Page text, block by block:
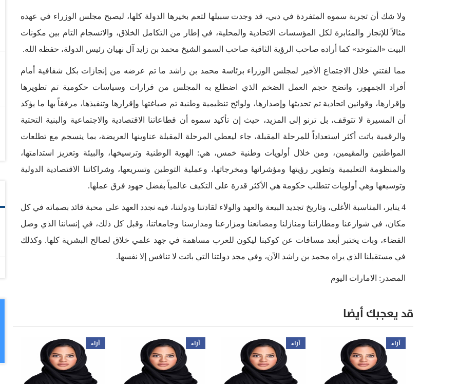
ولا شك أن تجربة سموه المتفردة في دبي، قد وجدت سبيلها لتعم بخيرها الدولة كلها، ليصبح مجلس الوزراء في عهده
مثالاً للإنجاز والمثابرة لكل المؤسسات الاتحادية والمحلية، في إطار من التكامل الخلاق، والانسجام التام بين مكونات
البيت «المتوحد» كما أراده صاحب الرؤية الثاقبة صاحب السمو الشيخ محمد بن زايد آل نهيان رئيس الدولة، حفظه الله.
مما لفتني خلال الاجتماع الأخير لمجلس الوزراء برئاسة محمد بن راشد ما تم عرضه من إنجازات بكل شفافية أمام
أفراد الجمهور، واتضح حجم العمل الضخم الذي اضطلع به المجلس من قرارات وسياسات حكومية تم تطويرها
وإقرارها، وقوانين اتحادية تم تحديثها وإصدارها، ولوائح تنظيمية وطنية تم صياغتها وإقرارها وتنفيذها، مرفقاً بها ما يؤكد
أن المسيرة لا تتوقف، بل ترنو إلى المزيد، حيث إن تأكيد سموه أن قطاعاتنا الاقتصادية والاجتماعية والبنية التحتية
والرقمية باتت أكثر استعداداً للمرحلة المقبلة، جاء ليعطي المرحلة المقبلة عناوينها العريضة، بما ينسجم مع تطلعات
المواطنين والمقيمين، ومن خلال أولويات وطنية خمس، هي: الهوية الوطنية وترسيخها، والبيئة وتعزيز استدامتها،
والمنظومة التعليمية وتطوير رؤيتها ومؤشراتها ومخرجاتها، وعملية التوطين وتسريعها، وشراكاتنا الاقتصادية الدولية
وتوسيعها وهي أولويات تتطلب حكومة هي الأكثر قدرة على التكيف عالمياً بفضل جهود فرق عملها.
4 يناير، المناسبة الأغلى، وتاريخ تجديد البيعة والعهد والولاء لقادتنا ودولتنا، فيه نجدد العهد على محبة قائد بصماته في كل
مكان، في شوارعنا ومطاراتنا ومنازلنا ومصانعنا ومزارعنا ومدارسنا وجامعاتنا، وقبل كل ذلك، في إنساننا الذي وصل
الفضاء، وبات يختبر أبعد مسافات عن كوكبنا ليكون للعرب مساهمة في جهد علمي خلاق لصالح البشرية كلها. وكذلك
في مستقبلنا الذي يراه محمد بن راشد الآن، وفي مجد دولتنا التي باتت لا تنافس إلا نفسها.
المصدر: الامارات اليوم
قد يعجبك أيضا
آراء آراء آراء آراء